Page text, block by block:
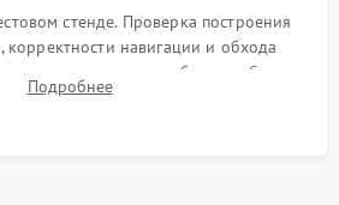
стенде. Проверка построения
навигации и обхода
силы всасывания и работы турбины.
возврата на док-станцию и
Подробнее